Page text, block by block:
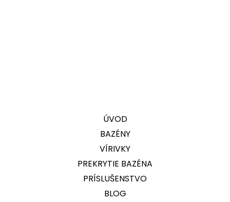
ÚVOD
BAZÉNY
VÍRIVKY
PREKRYTIE BAZÉNA
PRÍSLUŠENSTVO
BLOG